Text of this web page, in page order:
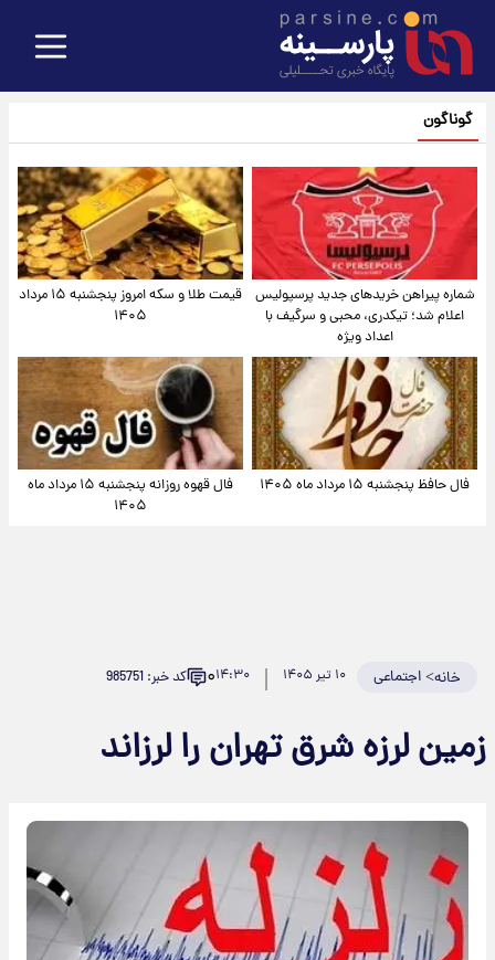
گوناگون
شماره پیراهن خریدهای جدید پرسپولیس
اعلام شد؛ تیکدری، محبی و سرگیف با
اعداد ویژه
قیمت طلا و سکه امروز پنجشنبه ۱۵ مرداد
۱۴۰۵
فال حافظ پنجشنبه ۱۵ مرداد ماه ۱۴۰۵
فال قهوه روزانه پنجشنبه ۱۵ مرداد ماه
۱۴۰۵
خانه>اجتماعی ۱۰ تیر ۱۴۰۵ ۱۴:۳۰۰ کد خبر: 985751
زمین لرزه شرق تهران را لرزاند